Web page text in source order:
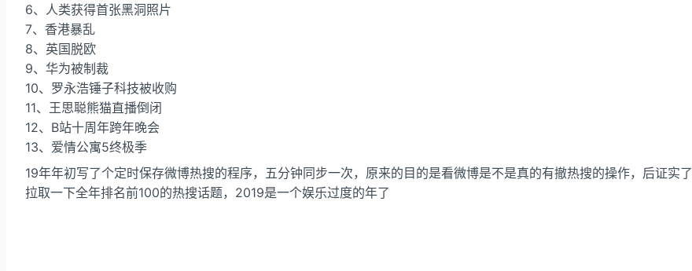
6、人类获得首张黑洞照片
7、香港暴乱
8、英国脱欧
9、华为被制裁
10、罗永浩锤子科技被收购
11、王思聪熊猫直播倒闭
12、B站十周年跨年晚会
13、爱情公寓5终极季
19年年初写了个定时保存微博热搜的程序，五分钟同步一次，原来的目的是看微博是不是真的有撤热搜的操作，后证实了
拉取一下全年排名前100的热搜话题，2019是一个娱乐过度的年了